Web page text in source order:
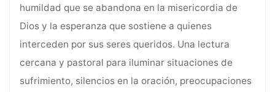
humildad que se abandona en la misericordia de
Dios y la esperanza que sostiene a quienes
interceden por sus seres queridos. Una lectura
cercana y pastoral para iluminar situaciones de
sufrimiento, silencios en la oración, preocupaciones